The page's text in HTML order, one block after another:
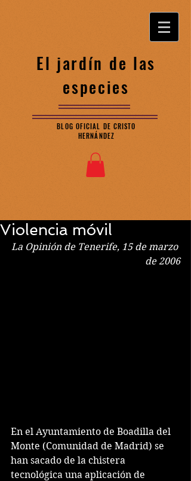
El jardín de las
especies
BLOG OFICIAL DE CRISTO
HERNÁNDEZ
Violencia móvil
La Opinión de Tenerife, 15 de marzo
de 2006
En el Ayuntamiento de Boadilla del
Monte (Comunidad de Madrid) se
han sacado de la chistera
tecnológica una aplicación de